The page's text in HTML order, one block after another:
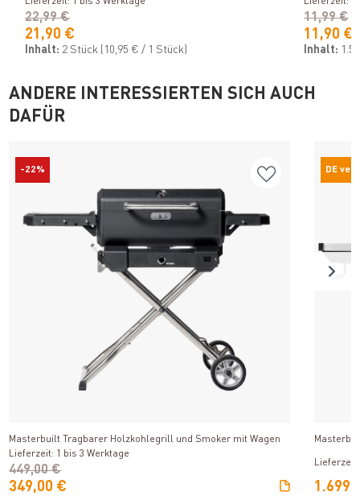
21,90 €
22,99 €
Inhalt: 2 Stück (10,95 € / 1 Stück)
11,90 €
11,99 €
Inhalt: 1.5
ANDERE INTERESSIERTEN SICH AUCH
DAFÜR
-22%
Masterbuilt Tragbarer Holzkohlegrill und Smoker mit Wagen
Lieferzeit: 1 bis 3 Werktage
349,00 €
449,00 €
DE